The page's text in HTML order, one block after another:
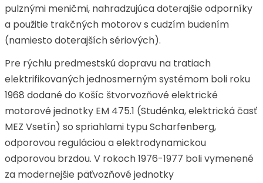
pulznými meničmi, nahradzujúca doterajšie odporníky
a použitie trakčných motorov s cudzím budením
(namiesto doterajších sériových).
Pre rýchlu predmestskú dopravu na tratiach
elektrifikovaných jednosmerným systémom boli roku
1968 dodané do Košíc štvorvozňové elektrické
motorové jednotky EM 475.1 (Studénka, elektrická časť
MEZ Vsetín) so spriahlami typu Scharfenberg,
odporovou reguláciou a elektrodynamickou
odporovou brzdou. V rokoch 1976-1977 boli vymenené
za modernejšie päťvozňové jednotky